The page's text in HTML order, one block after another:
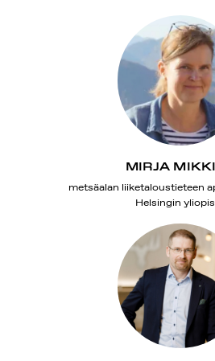
MIRJA
metsäalan liiketaloustieteen
Helsingin